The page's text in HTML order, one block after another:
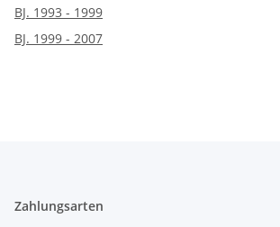
BJ. 1993 - 1999
BJ. 1999 - 2007
Zahlungsarten